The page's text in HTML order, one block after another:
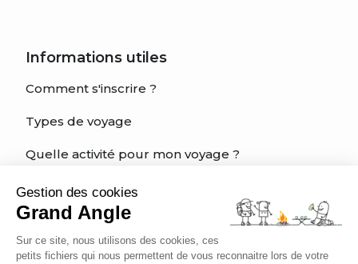
Gestion des cookies
Grand Angle
Sur ce site, nous utilisons des cookies, ces
petits fichiers qui nous permettent de vous reconnaitre lors de votre
Informations utiles
Comment s'inscrire ?
Types de voyage
Quelle activité pour mon voyage ?
Quel est mon niveau?
Charte éthique du voyageur
Être bien assuré